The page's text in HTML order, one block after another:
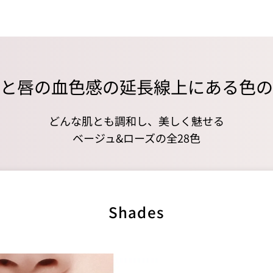
唇の血色感の延長線上にある色
どんな肌とも調和し、美しく魅せる
ベージュ&ローズの全28色
Shades